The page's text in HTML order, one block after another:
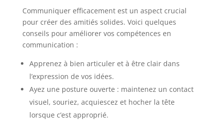
Communiquer efficacement est un aspect crucial
pour créer des amitiés solides. Voici quelques
conseils pour améliorer vos compétences en
communication :
Apprenez à bien articuler et à être clair dans
l’expression de vos idées.
Ayez une posture ouverte : maintenez un contact
visuel, souriez, acquiescez et hocher la tête
lorsque c’est approprié.